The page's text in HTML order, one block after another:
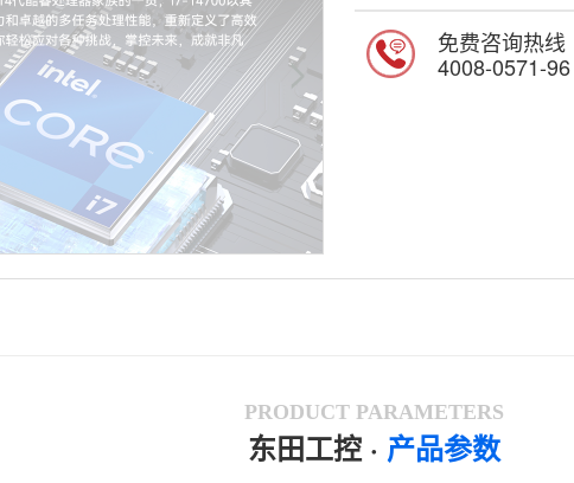
免费咨询热线
4008-0571-96
PRODUCT PARAMETERS
东田工控· 产品参数